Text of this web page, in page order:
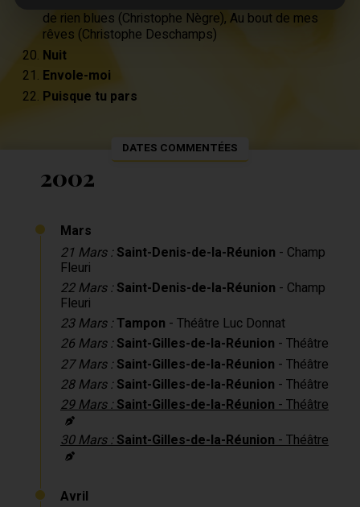
de rien blues (Christophe Nègre), Au bout de mes
rêves (Christophe Deschamps)
Nuit
Envole-moi
Puisque tu pars
DATES COMMENTÉES
2002
Mars
21 Mars : Saint-Denis-de-la-Réunion
Fleuri
22 Mars : Saint-Denis-de-la-Réunion
Fleuri
23 Mars :Tampon - Théâtre Luc Donnat
26 Mars : Saint-Gilles-de-la-Réunion - Théâtre
27 Mars : Saint-Gilles-de-la-Réunion - Théâtre
28 Mars : Saint-Gilles-de-la-Réunion - Théâtre
29 Mars :Saint-Gilles-de-la-Réunion- Théâtre
30 Mars :Saint-Gilles-de-la-Réunion- Théâtre
Avril